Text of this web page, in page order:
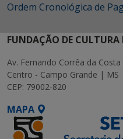
Ordem Cronológica de
FUNDAÇÃO DE
Av. Fernando Corrêa da Costa
Centro - Campo Grande | MS
CEP: 79002-820
MAPA